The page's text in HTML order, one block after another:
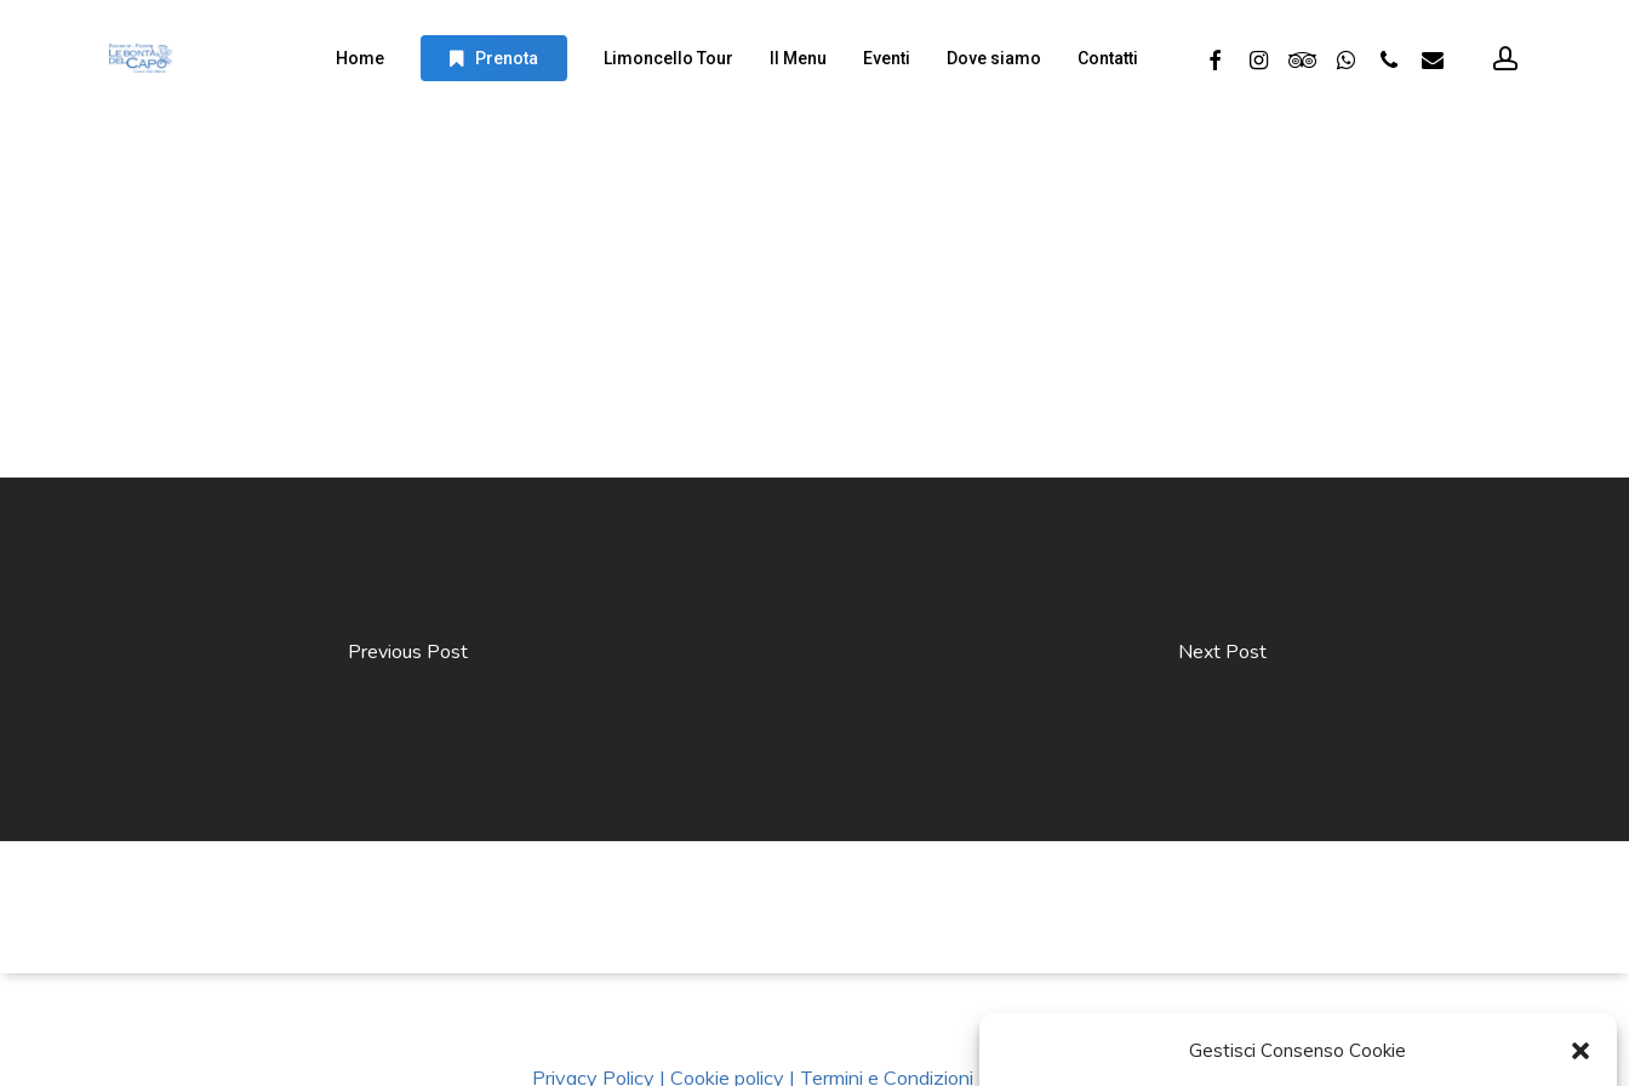
Gestisci Consenso Cookie
Home Prenota Limoncello Tour Il Menu Eventi Dove siamo Contatti facebookinstagramtripadvisorwhatsappphone email account
Previous Post Next Post
Privacy Policy | Cookie policy | Termini e Condizioni